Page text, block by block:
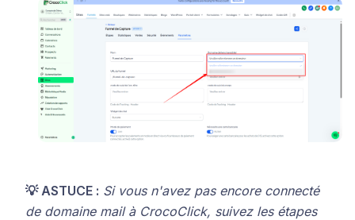
💡 ASTUCE : Si vous n'avez pas encore connecté
de domaine mail à CrocoClick, suivez les étapes